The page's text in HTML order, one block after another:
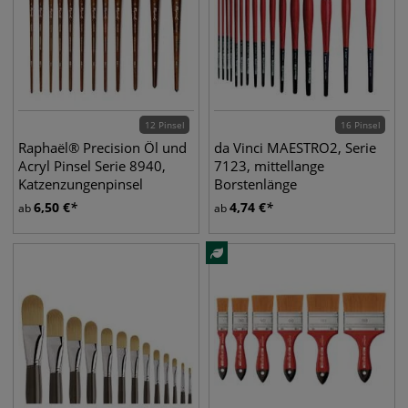
12 Pinsel
Raphaël® Precision Öl und
Acryl Pinsel Serie 8940,
Katzenzungenpinsel
ab6,50 €
16 Pinsel
da Vinci MAESTRO2, Serie
7123, mittellange
Borstenlänge
ab4,74 €